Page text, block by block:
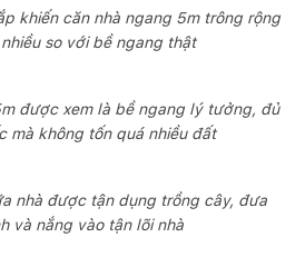
khiến căn nhà ngang 5m trông rộng
so với bề ngang thật
được xem là bề ngang lý tưởng, đủ
mà không tốn quá nhiều đất
nhà được tận dụng trồng cây, đưa
và nắng vào tận lõi nhà